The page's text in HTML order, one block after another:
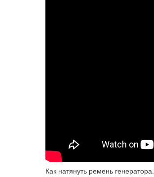
Как натянуть ремень генератора.